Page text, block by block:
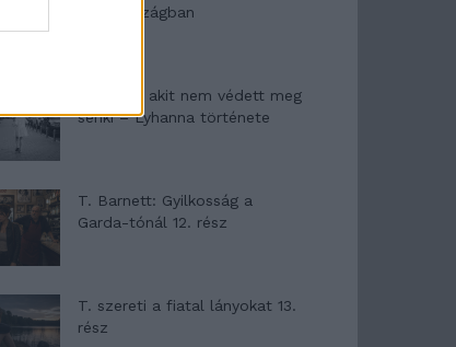
Olaszországban
A kislány, akit nem védett meg
senki – Lyhanna története
T. Barnett: Gyilkosság a
Garda-tónál 12. rész
T. szereti a fiatal lányokat 13.
rész